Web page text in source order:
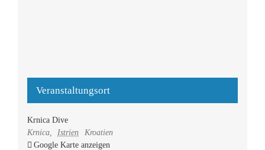
Veranstaltungsort
Krnica Dive
Krnica, Istrien
Kroatien
Google Karte anzeigen